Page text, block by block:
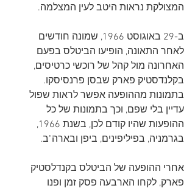
המצולקת נראות היטב לעין המצלמה.
ב-29 באוגוסט 1966, שמונה חודשים
לאחר התאונה, הופיעו הביטלס בפעם
האחרונה מול קהל של רוכשי כרטיסים,
בקלנדסטיק פארק שבסן פרנסיסקו.
בתמונות מההופעה אפשר לראות שפול
עדיין בלי שפם, וכך בתמונות של כל
ההופעות שהיו קודם לכן, בשנת 1966,
בגרמניה, בפיליפינים, ביפן ובארה"ב.
אחרי ההופעה של הביטלס בקנדלסטיק
פארק, לקחו הארבעה פסק זמן ופנו